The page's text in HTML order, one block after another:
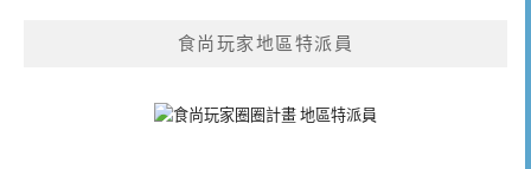
食尚玩家地區特派員